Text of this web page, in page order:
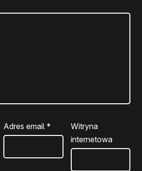
Adres email *
Witryna
internetowa